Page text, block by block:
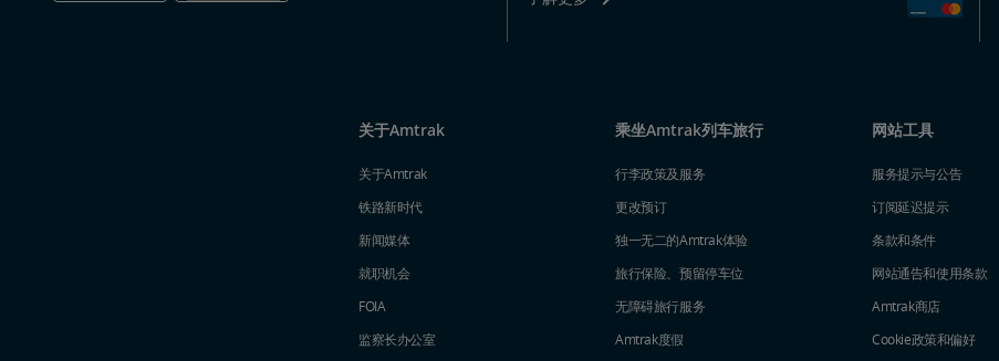
关于Amtrak
关于Amtrak
铁路新时代
新闻媒体
就职机会
FOIA
监察长办公室
乘坐Amtrak列车旅行
行李政策及服务
更改预订
独一无二的Amtrak体验
旅行保险、预留停车位
无障碍旅行服务
Amtrak度假
网站工具
服务提示与公告
订阅延迟提示
条款和条件
网站通告和使用条款
Amtrak商店
Cookie政策和偏好